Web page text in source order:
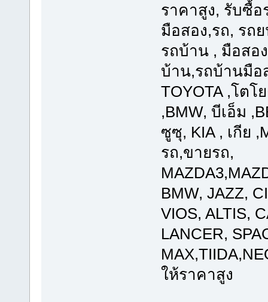
ราคาสูง, รับซื้อ
มือสอง,รถ, รถ
รถบ้าน , มือสอ
บ้าน,รถบ้านมือ
TOYOTA ,โต
,BMW, บีเอ็ม
ซูซุ, KIA , เกีย
รถ,ขายรถ,
BMW, JAZZ,
VIOS, ALTIS,
LANCER,
ให้ราคาสูง